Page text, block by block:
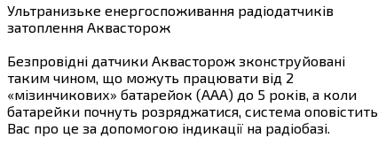
Ультранизьке енергоспоживання радіодатчиків
затоплення Аквасторож
Безпровідні датчики Аквасторож зконструйовані
таким чином, що можуть працювати від 2
«мізинчикових» батарейок (ААА) до 5 років, а коли
батарейки почнуть розряджатися, система оповістить
Вас про це за допомогою індикації на радіобазі.